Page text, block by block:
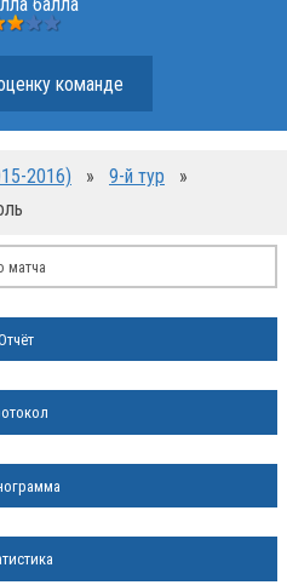
балла
команде
2016) » 9-й тур
»
матча